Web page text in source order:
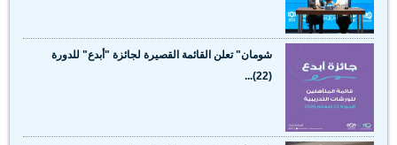
شومان" تعلن القائمة القصيرة لجائزة "أبدع" للدورة
(22)...